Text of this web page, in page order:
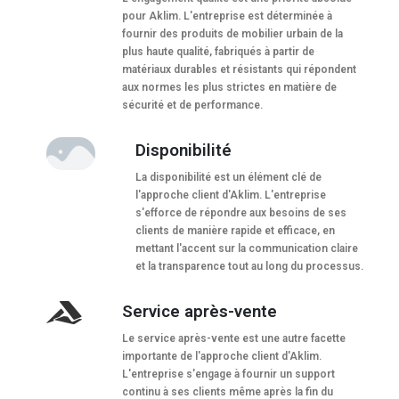
pour Aklim. L'entreprise est déterminée à
fournir des produits de mobilier urbain de la
plus haute qualité, fabriqués à partir de
matériaux durables et résistants qui répondent
aux normes les plus strictes en matière de
sécurité et de performance.
Disponibilité
La disponibilité est un élément clé de
l'approche client d'Aklim. L'entreprise
s'efforce de répondre aux besoins de ses
clients de manière rapide et efficace, en
mettant l'accent sur la communication claire
et la transparence tout au long du processus.
Service après-vente
Le service après-vente est une autre facette
importante de l'approche client d'Aklim.
L'entreprise s'engage à fournir un support
continu à ses clients même après la fin du